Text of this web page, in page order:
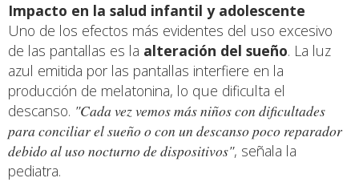
Impacto en la salud infantil y adolescente
Uno de los efectos más evidentes del uso excesivo
de las pantallas es la alteración del sueño. La luz
azul emitida por las pantallas interfiere en la
producción de melatonina, lo que dificulta el
descanso. "Cada vez vemos más niños con dificultades
para conciliar el sueño o con un descanso poco reparador
debido al uso nocturno de dispositivos", señala la
pediatra.